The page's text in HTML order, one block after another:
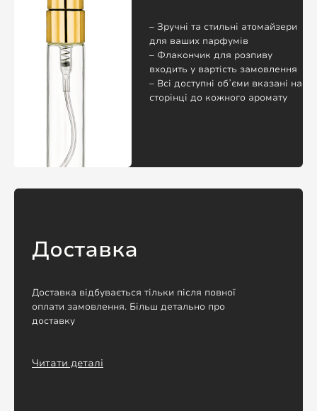
– Зручні та стильні атомайзери
для ваших парфумів
– Флакончик для розпиву
входить у вартість замовлення
– Всі доступні обʼєми вказані на
сторінці до кожного аромату
Доставка
Доставка відбувається тільки після повної
оплати замовлення. Більш детально про
доставку
Читати деталі